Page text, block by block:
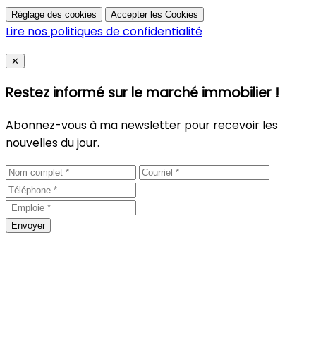
Réglage des cookies Accepter les Cookies
Lire nos politiques de confidentialité
Close
✕
Restez informé sur le marché immobilier !
Abonnez-vous à ma newsletter pour recevoir les
nouvelles du jour.
Envoyer